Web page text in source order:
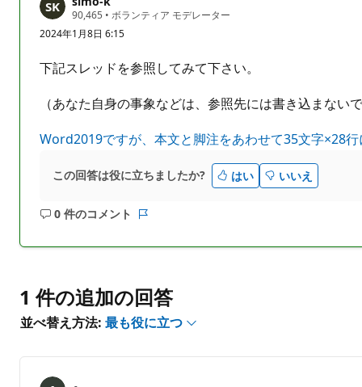
ま
せ
ん
90,465 評
の
イ
ン
• ボランティア モデレーター
2024年1月8日 6:15
下記スレッドを参照してみて下さい。
（あなた自身の事象などは、参照先には書き込まないで
Word2019ですが、本文と脚注をあわせて35文字×28行
この回答は役に立ちましたか? はい いいえ
0 件のコメント
コ
は
あ
り
せ
1 件の追加の回答
並べ替え方法: 最も役に立つ